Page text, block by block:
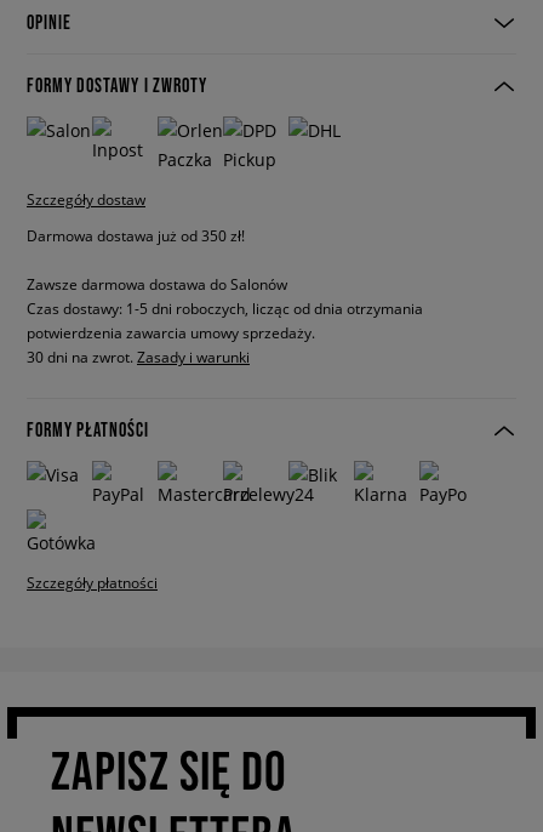
OPINIE
FORMY DOSTAWY I ZWROTY
Szczegóły dostaw
Darmowa dostawa już od 350 zł!
Zawsze darmowa dostawa do Salonów
Czas dostawy: 1-5 dni roboczych, licząc od dnia otrzymania
potwierdzenia zawarcia umowy sprzedaży.
30 dni na zwrot. Zasady i warunki
FORMY PŁATNOŚCI
Szczegóły płatności
ZAPISZ SIĘ DO